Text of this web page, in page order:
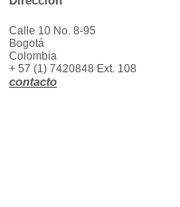
Calle 10 No. 8-95
Bogotá
Colombia
+ 57 (1) 7420848 Ext. 108
contacto